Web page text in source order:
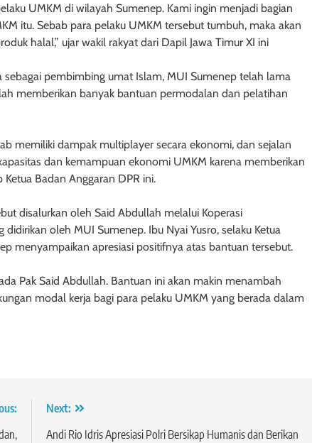
UMKM di wilayah Sumenep. Kami ingin menjadi bagian
itu. Sebab para pelaku UMKM tersebut tumbuh, maka akan
halal,” ujar wakil rakyat dari Dapil Jawa Timur XI ini
pembimbing umat Islam, MUI Sumenep telah lama
memberikan banyak bantuan permodalan dan pelatihan
memiliki dampak multiplayer secara ekonomi, dan sejalan
dan kemampuan ekonomi UMKM karena memberikan
Ketua Badan Anggaran DPR ini.
disalurkan oleh Said Abdullah melalui Koperasi
oleh MUI Sumenep. Ibu Nyai Yusro, selaku Ketua
menyampaikan apresiasi positifnya atas bantuan tersebut.
Pak Said Abdullah. Bantuan ini akan makin menambah
modal kerja bagi para pelaku UMKM yang berada dalam
Next:
Andi Rio Idris Apresiasi Polri Bersikap Humanis dan Berikan